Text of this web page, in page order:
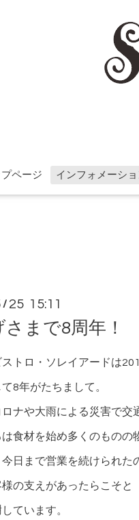
プページ インフォメーショ
/ 25 15:11
まで8周年！
ストロ・ソレイアードは
8年がたちまして。
ナや大雨による災害で交
食材を始め多くのものの
日まで営業を続けられた
の支えがあったらこそと
ています。